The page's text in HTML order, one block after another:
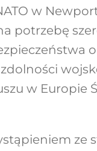
w
potrzebę
w Europie
ze